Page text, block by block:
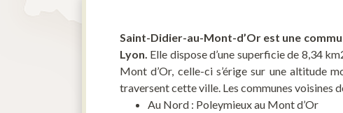
Saint-Didier-au-Mont-d’Or est une
Lyon. Elle dispose d’une superficie de 8,34
Mont d’Or, celle-ci s’érige sur une altitude
traversent cette ville. Les communes voisines
Au Nord : Poleymieux au Mont d’Or